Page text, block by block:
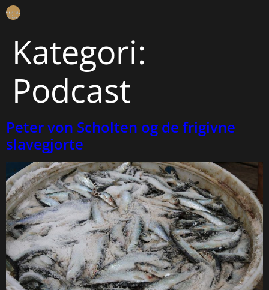
Kategori:
Podcast
Peter von Scholten og de frigivne
slavegjorte